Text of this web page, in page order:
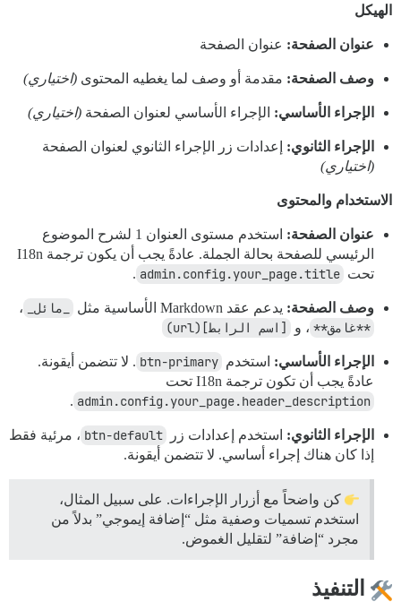
الهيكل
عنوان الصفحة: عنوان الصفحة
وصف الصفحة: مقدمة أو وصف لما يغطيه المحتوى (اختياري)
الإجراء الأساسي: الإجراء الأساسي لعنوان الصفحة (اختياري)
الإجراء الثانوي: إعدادات زر الإجراء الثانوي لعنوان الصفحة
(اختياري)
الاستخدام والمحتوى
عنوان الصفحة:
استخدم مستوى العنوان 1 لشرح الموضوع
الرئيسي للصفحة بحالة الجملة. عادةً يجب أن يكون ترجمة I18n
تحت admin.config.your_page.title
.
وصف الصفحة: يدعم عقد Markdown الأساسية مثل _مائل_ ،
**غامق** ، و [اسم الرابط](url)
الإجراء الأساسي: استخدم btn-primary . لا تتضمن أيقونة.
عادةً يجب أن تكون ترجمة I18n تحت
admin.config.your_page.header_description
.
الإجراء الثانوي: استخدم إعدادات زر btn-default ، مرئية فقط
إذا كان هناك إجراء أساسي. لا تتضمن أيقونة.
كن واضحاً مع أزرار الإجراءات. على سبيل المثال،
استخدم تسميات وصفية مثل “إضافة إيموجي” بدلاً من
مجرد “إضافة” لتقليل الغموض.
التنفيذ